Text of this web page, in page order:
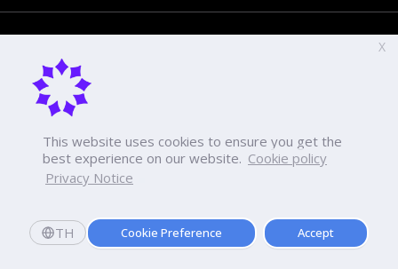
This website uses cookies to ensure you get the
best experience on our website. Cookie policy
Privacy Notice
TH Cookie Preference Accept
X
โทร-
แฟกซ์
นโยบายเกี่ยวกับการใช้งานคุกกี้
การคุ้มครองข้อมูลส่วนบุคคล
Copyright ©2026 Dhurakij Pundit University. All rights reserved.